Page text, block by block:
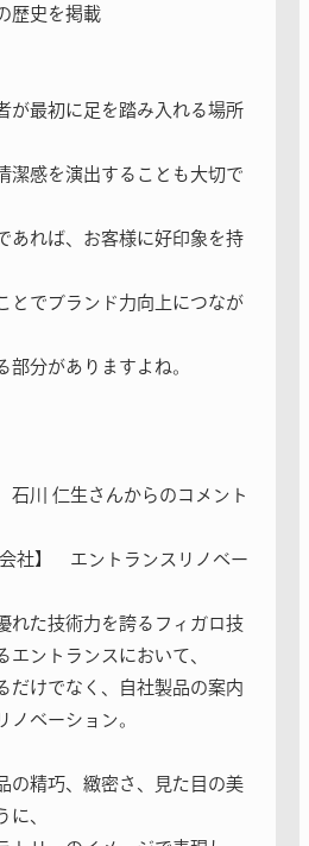
歴史を掲載
が最初に足を踏み入れる場所
潔感を演出することも大切で
あれば、お客様に好印象を持
とでブランド力向上につなが
部分がありますよね。
川 仁生さんからのコメント
会社】 エントランスリノベー
れた技術力を誇るフィガロ技
エントランスにおいて、
けでなく、自社製品の案内
ノベーション。
の精巧、緻密さ、見た目の美
に、